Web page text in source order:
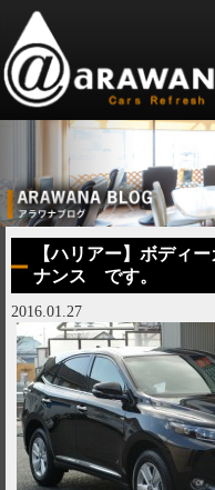
【ハリアー】ボデ
ナンス です。
2016.01.27